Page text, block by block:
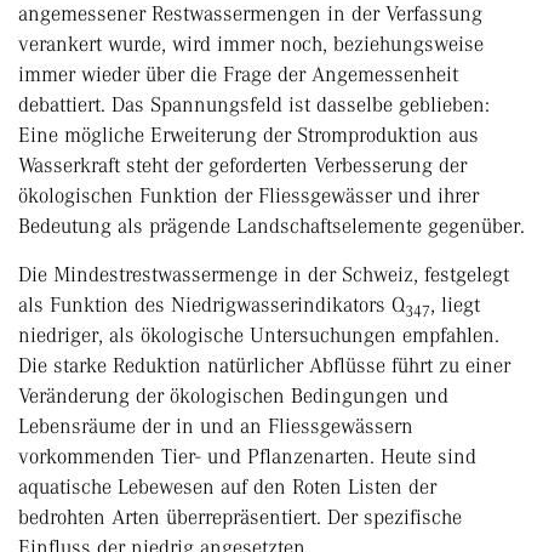
angemessener Restwassermengen in der Verfassung
verankert wurde, wird immer noch, beziehungsweise
immer wieder über die Frage der Angemessenheit
debattiert. Das Spannungsfeld ist dasselbe geblieben:
Eine mögliche Erweiterung der Stromproduktion aus
Wasserkraft steht der geforderten Verbesserung der
ökologischen Funktion der Fliessgewässer und ihrer
Bedeutung als prägende Landschaftselemente gegenüber.
Die Mindestrestwassermenge in der Schweiz, festgelegt
als Funktion des Niedrigwasserindikators Q347, liegt
niedriger, als ökologische Untersuchungen empfahlen.
Die starke Reduktion natürlicher Abflüsse führt zu einer
Veränderung der ökologischen Bedingungen und
Lebensräume der in und an Fliessgewässern
vorkommenden Tier- und Pflanzenarten. Heute sind
aquatische Lebewesen auf den Roten Listen der
bedrohten Arten überrepräsentiert. Der spezifische